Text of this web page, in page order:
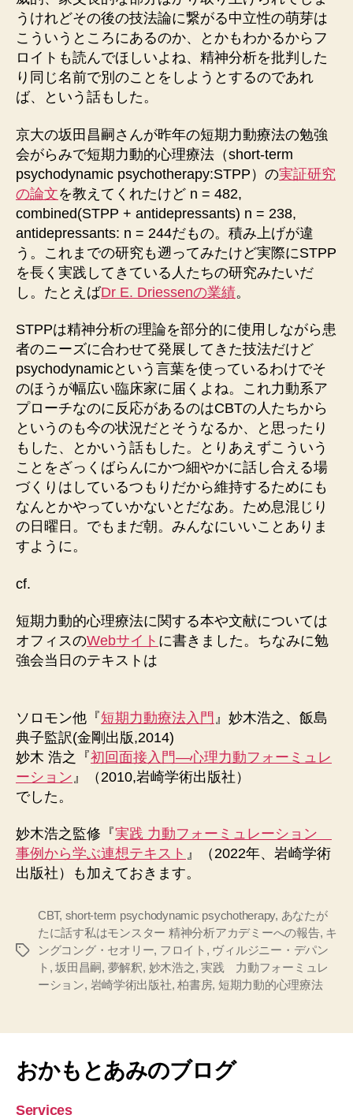
うけれどその後の技法論に繋がる中立性の萌芽は
こういうところにあるのか、とかもわかるからフ
ロイトも読んでほしいよね、精神分析を批判した
り同じ名前で別のことをしようとするのであれ
ば、という話もした。
京大の坂田昌嗣さんが昨年の短期力動療法の勉強
会がらみで短期力動的心理療法（short-term
psychodynamic psychotherapy:STPP）の実証研究
の論文を教えてくれたけど n = 482,
combined(STPP + antidepressants) n = 238,
antidepressants: n = 244だもの。積み上げが違
う。これまでの研究も遡ってみたけど実際にSTPP
を長く実践してきている人たちの研究みたいだ
し。たとえばDr E. Driessenの業績。
STPPは精神分析の理論を部分的に使用しながら患
者のニーズに合わせて発展してきた技法だけど
psychodynamicという言葉を使っているわけでそ
のほうが幅広い臨床家に届くよね。これ力動系ア
プローチなのに反応があるのはCBTの人たちから
というのも今の状況だとそうなるか、と思ったり
もした、とかいう話もした。とりあえずこういう
ことをざっくばらんにかつ細やかに話し合える場
づくりはしているつもりだから維持するためにも
なんとかやっていかないとだなあ。ため息混じり
の日曜日。でもまだ朝。みんなにいいことありま
すように。
cf.
短期力動的心理療法に関する本や文献については
オフィスのWebサイト に書きました。ちなみに勉
強会当日のテキストは
ソロモン他『短期力動療法入門 』妙木浩之、飯島
典子監訳(金剛出版,2014)
妙木 浩之『初回面接入門―心理力動フォーミュレ
ーション 』（2010,岩崎学術出版社）
でした。
妙木浩之監修『実践 力動フォーミュレーション
事例から学ぶ連想テキスト 』（2022年、岩崎学術
出版社）も加えておきます。
タ
CBT, short-term psychodynamic psychotherapy, あなたが
たに話す私はモンスター 精神分析アカデミーへの報告, キ
ングコング・セオリー, フロイト , ヴィルジニー・デパン
ト ,坂田昌嗣, 夢解釈, 妙木浩之, 実践 力動フォーミュレ
ーション, 岩崎学術出版社,柏書房, 短期力動的心理療法
おかもとあみのブログ
Services